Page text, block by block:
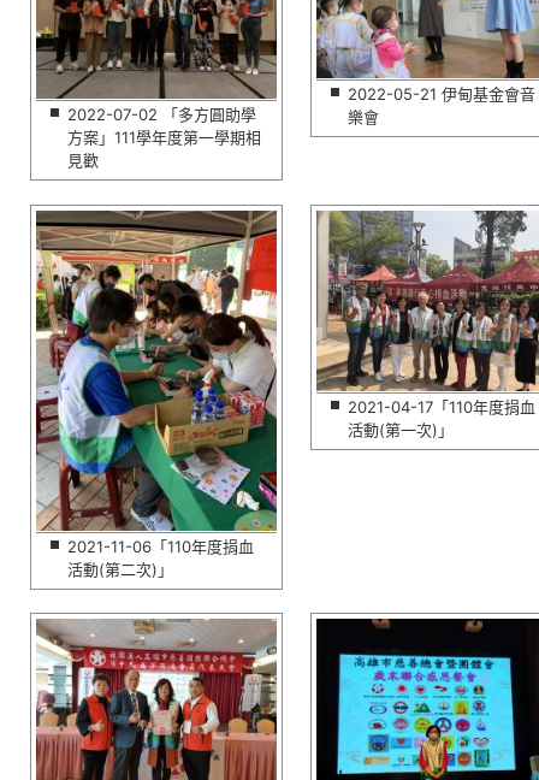
2022-07-02 「多方圓助學
方案」111學年度第一學期相
見歡
2022-05-21 伊甸基金會音
樂會
2021-11-06「110年度捐血
活動(第二次)」
2021-04-17「110年度捐血
活動(第一次)」